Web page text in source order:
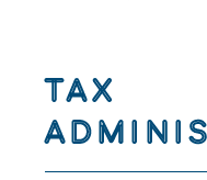
TAX